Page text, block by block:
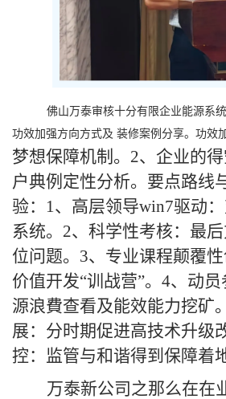
佛山万泰审核十分有限企业能源系
功效加强方向方式及 装修案例分享。功效加
梦想保障机制。2、企业的
户典例定性分析。要点路线
验：1、高层领导win7驱动
系统。2、科学性考核：最
位问题。3、专业课程颠覆
价值开发“训战营”。4、动
源浪費查看及能效能力挖矿
展：分时期促进高技术升级
控：监管与和谐得到保障着
万泰新公司之那么在在